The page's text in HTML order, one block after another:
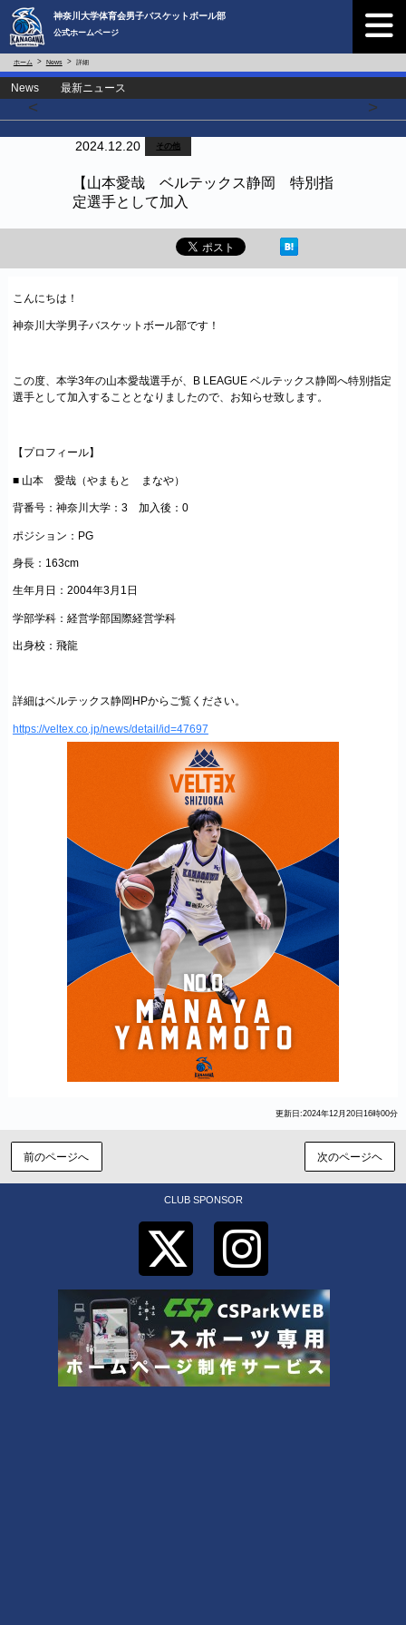
神奈川大学体育会男子バスケットボール部
公式ホームページ
ホーム News 詳細
News 最新ニュース
< >
2024.12.20 その他
【山本愛哉 ベルテックス静岡 特別指
定選手として加入
こんにちは！
神奈川大学男子バスケットボール部です！
この度、本学3年の山本愛哉選手が、B LEAGUE ベルテックス静岡へ特別指定
選手として加入することとなりましたので、お知らせ致します。
【プロフィール】
■ 山本 愛哉（やまもと まなや）
背番号：神奈川大学：3 加入後：0
ポジション：PG
身長：163cm
生年月日：2004年3月1日
学部学科：経営学部国際経営学科
出身校：飛龍
詳細はベルテックス静岡HPからご覧ください。
https://veltex.co.jp/news/detail/id=47697
更新日:2024年12月20日16時00分
前のページへ 次のページヘ
CLUB SPONSOR